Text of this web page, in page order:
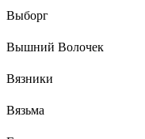
Выборг
Вышний Волочек
Вязники
Вязьма